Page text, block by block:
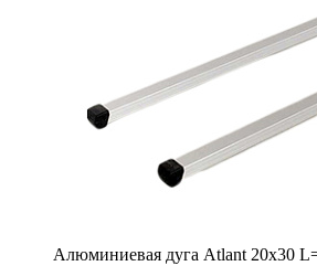
Алюминиевая дуга Atlant 20х30